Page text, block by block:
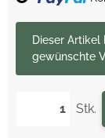
Stk.
xDieser Artikel
gewünschte
Loading...